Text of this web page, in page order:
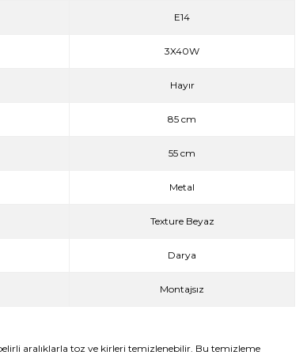
E14
3X40W
Hayır
85 cm
55 cm
Metal
Texture Beyaz
Darya
Montajsız
aralıklarla toz ve kirleri temizlenebilir. Bu temizleme